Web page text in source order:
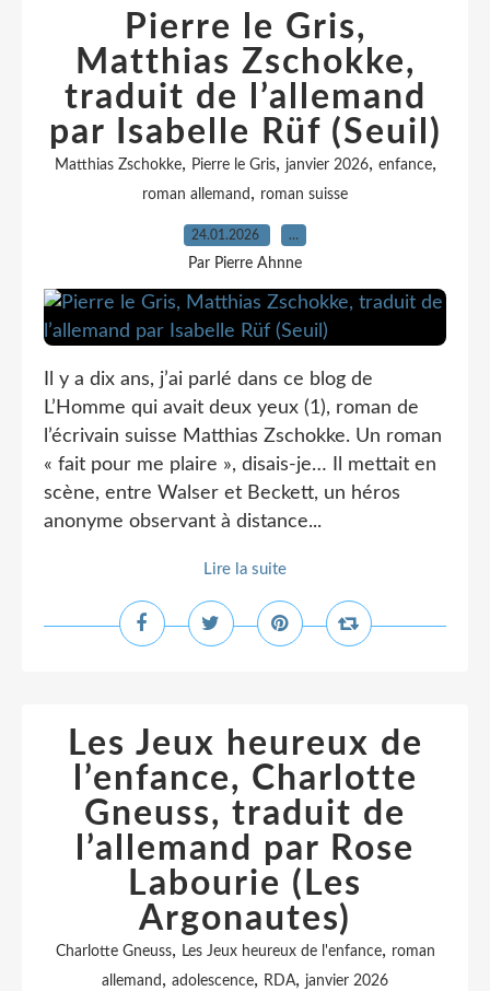
Pierre le Gris,
Matthias Zschokke,
traduit de l’allemand
par Isabelle Rüf (Seuil)
Matthias Zschokke, Pierre le Gris, janvier 2026, enfance,
roman allemand , roman suisse
24.01.2026 …
Par Pierre Ahnne
Il y a dix ans, j’ai parlé dans ce blog de
L’Homme qui avait deux yeux (1), roman de
l’écrivain suisse Matthias Zschokke. Un roman
« fait pour me plaire », disais-je… Il mettait en
scène, entre Walser et Beckett, un héros
anonyme observant à distance...
Lire la suite
Les Jeux heureux de
l’enfance, Charlotte
Gneuss, traduit de
l’allemand par Rose
Labourie (Les
Argonautes)
Charlotte Gneuss, Les Jeux heureux de l'enfance, roman
allemand , adolescence, RDA, janvier 2026